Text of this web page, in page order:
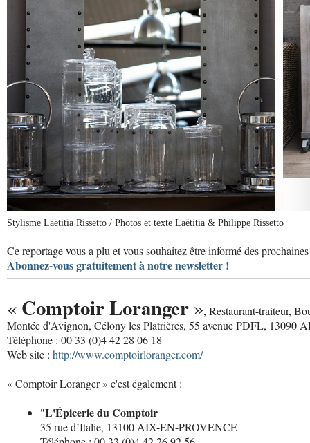
Stylisme Laëtitia Rissetto / Photos et texte Laëtitia & Philippe Rissetto
Ce reportage vous a plu et vous souhaitez être informé des
Abonnez-vous gratuitement à notre newsletter !
« Comptoir Loranger », Restaurant-traiteur,
Montée d'Avignon, Célony les Platrières, 55 avenue PDFL, 13090
Téléphone : 00 33 (0)4 42 28 06 18
Web site : http://www.comptoirloranger.com/
« Comptoir Loranger » c'est également :
"L'Épicerie du Comptoir
35 rue d’Italie, 13100 AIX-EN-PROVENCE